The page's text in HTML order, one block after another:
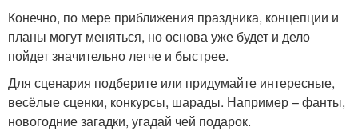
Конечно, по мере приближения праздника, концепции и
планы могут меняться, но основа уже будет и дело
пойдет значительно легче и быстрее.
Для сценария подберите или придумайте интересные,
весёлые сценки, конкурсы, шарады. Например – фанты,
новогодние загадки, угадай чей подарок.